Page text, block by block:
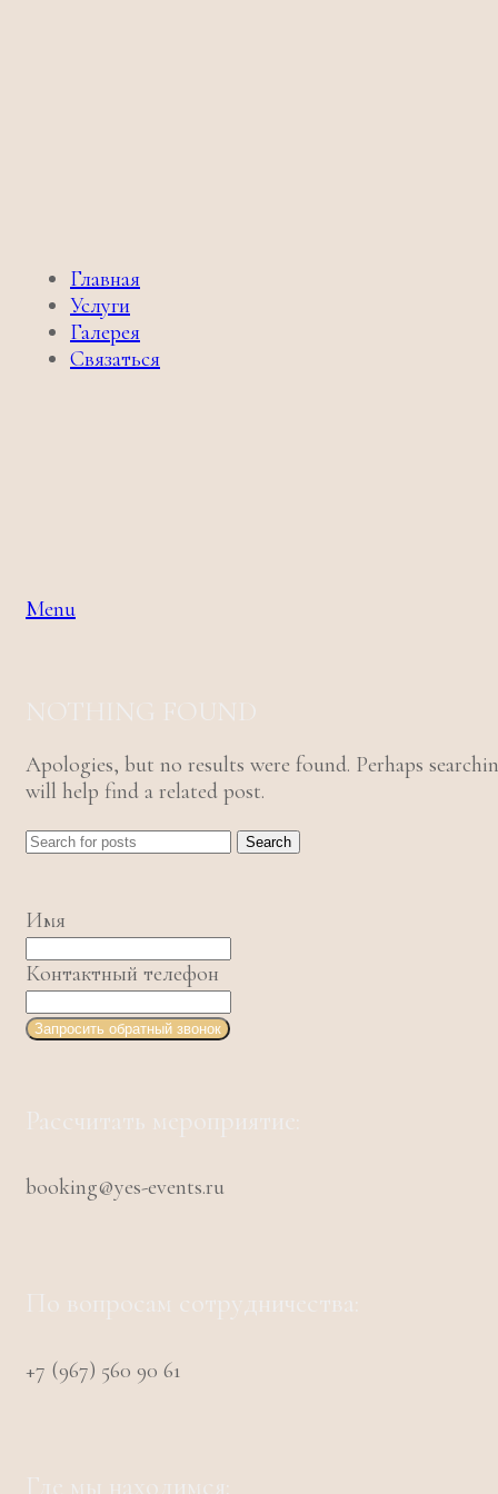
Главная
Услуги
Галерея
Связаться
Menu
NOTHING FOUND
Apologies, but no results were found. Perhaps
will help find a related post.
Search
Имя
Контактный телефон
Запросить обратный звонок
Рассчитать мероприятие:
booking@yes-events.ru
По вопросам сотрудничества:
+7 (967) 560 90 61
Где мы находимся: